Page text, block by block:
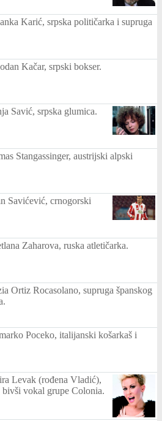
Karić, srpska političarka i supruga
Kačar, srpski bokser.
Savić, srpska glumica.
Stangassinger, austrijski alpski
Savićević, crnogorski
Zaharova, ruska atletičarka.
Ortiz Rocasolano, supruga španskog
Poceko, italijanski košarkaš i
Levak (rođena Vladić),
bivši vokal grupe Colonia.